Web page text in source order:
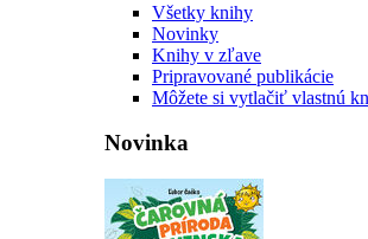
Všetky knihy
Novinky
Knihy v zľave
Pripravované publikácie
Môžete si vytlačiť vlastnú
Novinka